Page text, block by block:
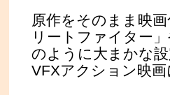
原作をそのまま映
リートファイター
のように大まかな
VFXアクション映画